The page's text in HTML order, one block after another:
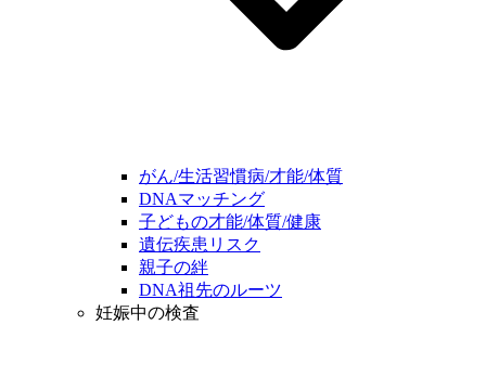
がん/生活習慣病/才能/体質
DNAマッチング
子どもの才能/体質/健康
遺伝疾患リスク
親子の絆
DNA祖先のルーツ
妊娠中の検査